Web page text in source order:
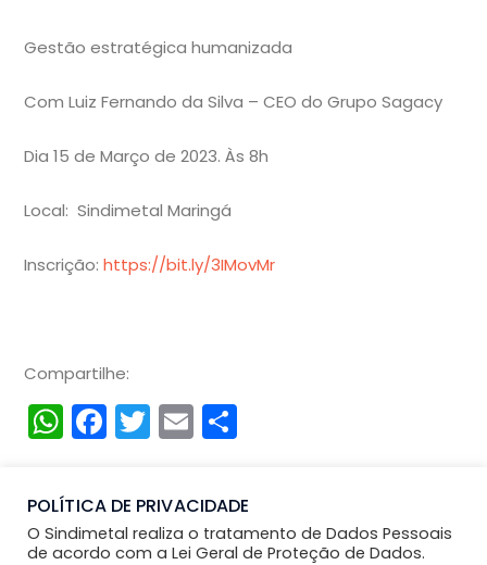
Gestão estratégica humanizada
Com Luiz Fernando da Silva – CEO do Grupo Sagacy
Dia 15 de Março de 2023. Às 8h
Local: Sindimetal Maringá
Inscrição:https://bit.ly/3IMovMr
Compartilhe:
WhatsApp
Facebook
Twitter
Email
POLÍTICA DE PRIVACIDADE
O Sindimetal realiza o tratamento de Dados Pessoais
de acordo com a Lei Geral de Proteção de Dados.